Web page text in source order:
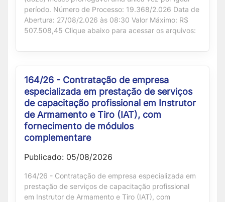
período. Número de Processo: 19.368/2.026 Data de
Abertura: 27/08/2.026 às 08:30 Valor Máximo: R$
507.508,45 Clique abaixo para acessar os arquivos:
164/26 - Contratação de empresa
especializada em prestação de serviços
de capacitação profissional em Instrutor
de Armamento e Tiro (IAT), com
fornecimento de módulos
complementare
Publicado: 05/08/2026
164/26 - Contratação de empresa especializada em
prestação de serviços de capacitação profissional
em Instrutor de Armamento e Tiro (IAT), com